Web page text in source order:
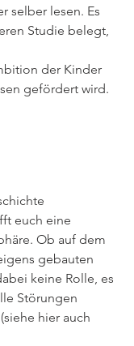
selber lesen. Es
Studie belegt,
der Kinder
gefördert wird.
euch eine
Ob auf dem
gebauten
keine Rolle, es
Störungen
hier auch